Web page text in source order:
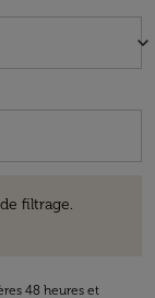
keyboard_arrow_down
filtrage.
48 heures et